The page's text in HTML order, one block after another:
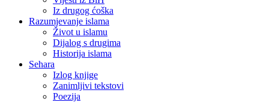
Iz drugog ćoška
Razumjevanje islama
Život u islamu
Dijalog s drugima
Historija islama
Sehara
Izlog knjige
Zanimljivi tekstovi
Poezija